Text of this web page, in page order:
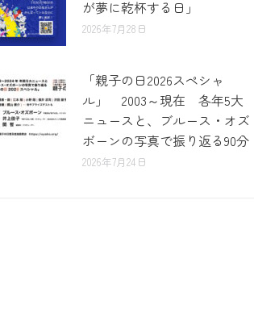
が夢に乾杯する日」
2026年7月28日
「親子の日2026スペシャ
ル」 2003～現在 各年5大
ニュースと、ブルース・オズ
ボーンの写真で振り返る90分
2026年7月24日